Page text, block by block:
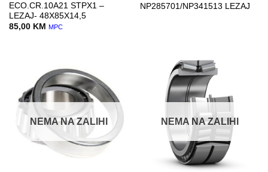
ECO.CR.10A21 STPX1 –
LEZAJ- 48X85X14,5
85,00 KM MPC
NP285701/NP341513 LEZAJ
NEMA NA ZALIHI NEMA NA ZALIHI